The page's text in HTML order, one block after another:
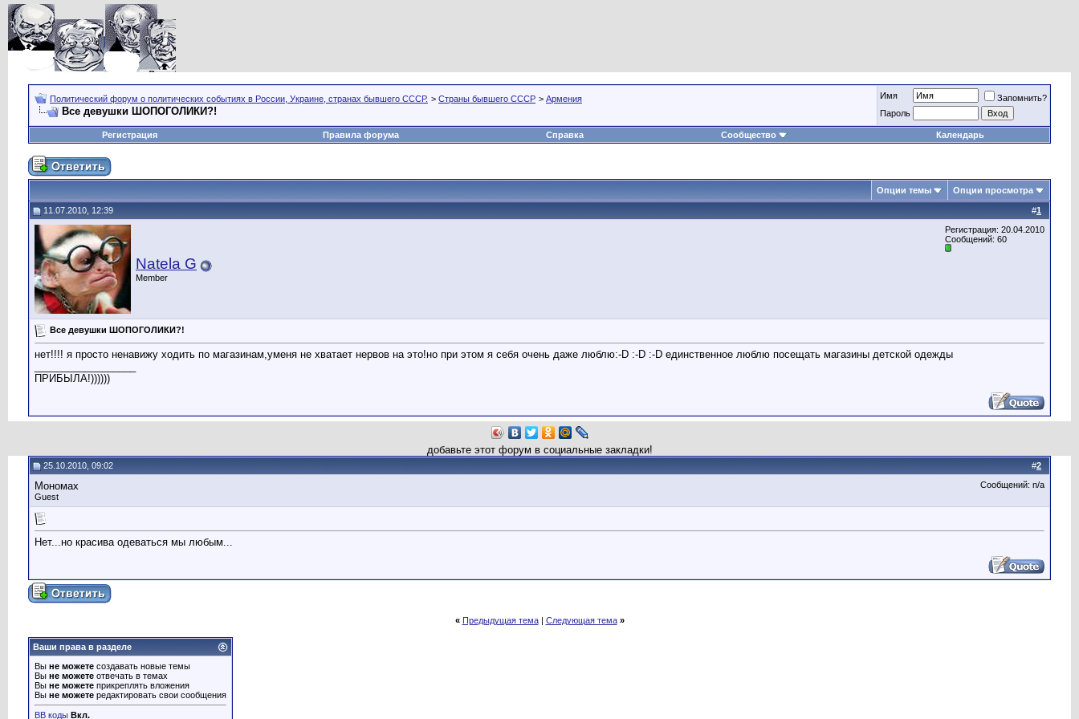
Политический форум о политических событиях в России, Украине, странах бывшего СССР. > Страны бывшего СССР > Армения
Все девушки ШОПОГОЛИКИ?!
Имя
Запомнить?
Пароль
Регистрация Правила форума Справка Сообщество Календарь
Опции темы Опции просмотра
#1
11.07.2010, 12:39
Natela G
Member
Регистрация: 20.04.2010
Сообщений: 60
Все девушки ШОПОГОЛИКИ?!
нет!!!! я просто ненавижу ходить по магазинам,уменя не хватает нервов на это!но при этом я себя очень даже люблю:-D :-D :-D единственное люблю посещать магазины детской одежды
ПРИБЫЛА!))))))
добавьте этот форум в социальные закладки!
#2
25.10.2010, 09:02
Мономах
Guest
Сообщений: n/a
Нет...но красива одеваться мы любым...
« Предыдущая тема| Следующая тема »
Ваши права в разделе
Вы не можете создавать новые темы
Вы не можете отвечать в темах
Вы не можете прикреплять вложения
Вы не можете редактировать свои сообщения
BB коды Вкл.